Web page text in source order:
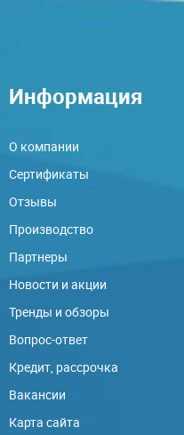
Информация
О компании
Сертификаты
Отзывы
Производство
Партнеры
Новости и акции
Тренды и обзоры
Вопрос-ответ
Кредит, рассрочка
Вакансии
Карта сайта